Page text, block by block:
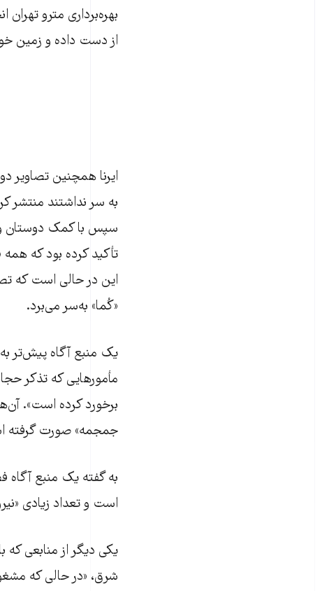
بهره‌برداری مترو
از دست داده و زمین
ایرنا همچنین تصاویر
به سر نداشتند منتشر
سپس با کمک دوستان و
تأکید کرده بود که
این در حالی است که
«کُما» به‌سر می‌برد.
یک منبع آگاه پیش‌تر به
مأمورهایی که تذکر
برخورد کرده است».
جمجمه» صورت گرفته
به گفته یک منبع
است و تعداد زیادی
یکی دیگر از منابعی که
شرق، «در حالی که